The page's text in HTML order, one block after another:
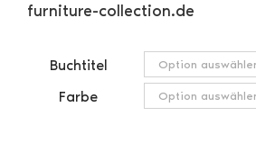
furniture-collection.de
Buchtitel
Farbe